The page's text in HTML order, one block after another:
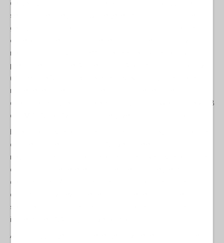
dei georgiani non sono più quelli «sottoposti a lavaggio nella
seconda metà degli anni '80. Le generazioni sono cambiate, i
georgiani hanno per lo più buoni rapporti con russi, abkhazi,
osseti». Dunque, fortunatamente, Tbilisi non è stata coinvolta
nello scontro tra Russia e Occidente e, però, «si è però avuta una
pressione colossale. Anche contro l'Abkhazia, contro Tskhinvali
(Ossezia del Sud). Da Bruxelles e da Kiev sono giunte aperte
richieste per l'apertura di un secondo fronte... entrare
direttamente in guerra... ripetere la sanguinosa avventura del 2008
con Miša Saakašvili, ma l'attuale governo non l'ha fatto».
di accerchiamento anti-russo. Sul versante economico, solo
negli ultimi mesi, il numero aziende russe attive in Kazakhstan è
diminuito di oltre settecento, come diretta conseguenza
dell'adesione di Astana alle sanzioni occidentali e di altre
condizioni sfavorevoli create artificialmente, quali la crescita di
sentimenti russofobi e nazionalisti, insieme alla più forte
influenza del USAID agli alti livelli kazakhi.
A ciò si aggiunge il crollo del tenge a favore del dollaro, quale